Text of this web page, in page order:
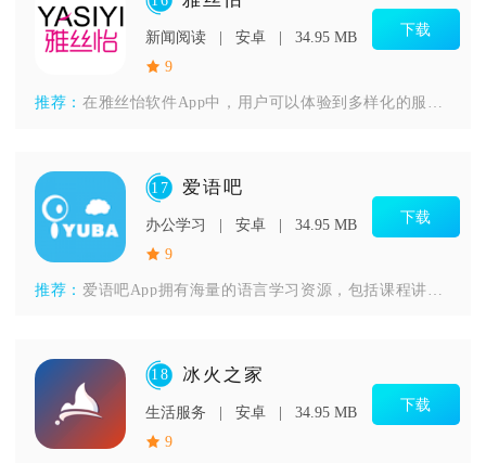
新闻阅读 安卓
34.95 MB
9
下载
推荐：在雅丝怡软件App中，用户可以体验到多样化的服务功能。在健康
17 爱语吧
办公学习 安卓
34.95 MB
9
下载
推荐： 爱语吧App拥有海量的语言学习资源，包括课程讲解、交流社区、
18 冰火之家
生活服务 安卓
34.95 MB
9
下载